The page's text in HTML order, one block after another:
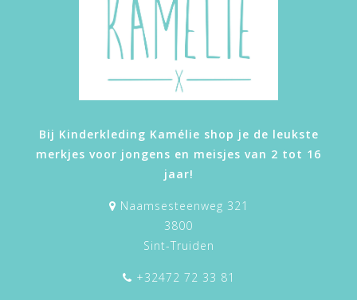
Bij Kinderkleding Kamélie shop je de leukste
merkjes voor jongens en meisjes van 2 tot 16
jaar!
Naamsesteenweg 321
3800
Sint-Truiden
+32472 72 33 81